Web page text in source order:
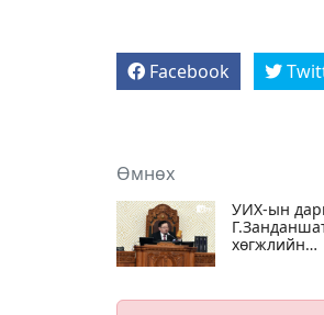
Facebook
Өмнөх
УИХ-ын
хөгжлийн
хамгаалах